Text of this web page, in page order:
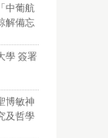
中葡航
解備忘
學 簽署
博敏神
及哲學